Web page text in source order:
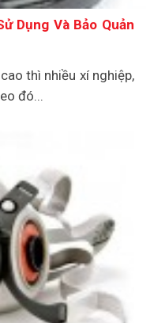
Dụng Và Bảo Quản
thì nhiều xí nghiệp,
đó...